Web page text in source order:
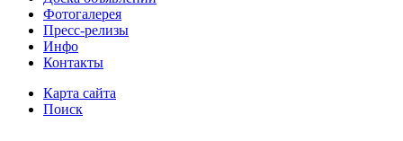
Фотогалерея
Пресс-релизы
Инфо
Контакты
Карта сайта
Поиск